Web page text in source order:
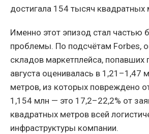
достигала 154 тысяч квадратных
Именно этот эпизод стал частью
проблемы. По подсчётам Forbes,
складов маркетплейса, попавших
августа оценивалась в 1,21–1,47
метров, из которых повреждено
1,154 млн — это 17,2–22,2% от
квадратных метров всей
инфраструктуры компании.